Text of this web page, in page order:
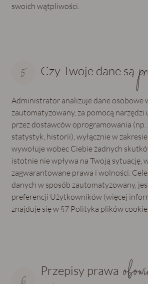
swoich wątpliwości.
Czy Twoje dane są
Administrator analizuje dane osobowe
zautomatyzowany, za pomocą
przez dostawców oprogramowania (np.
statystyk, historii), wyłącznie w
wywołuje wobec Ciebie żadnych
istotnie nie wpływa na Twoją sytuację,
zagwarantowane prawa i wolności.
danych w sposób zautomatyzowany,
preferencji Użytkowników (więcej
znajduje się w §7 Polityka plików
Przepisy prawa